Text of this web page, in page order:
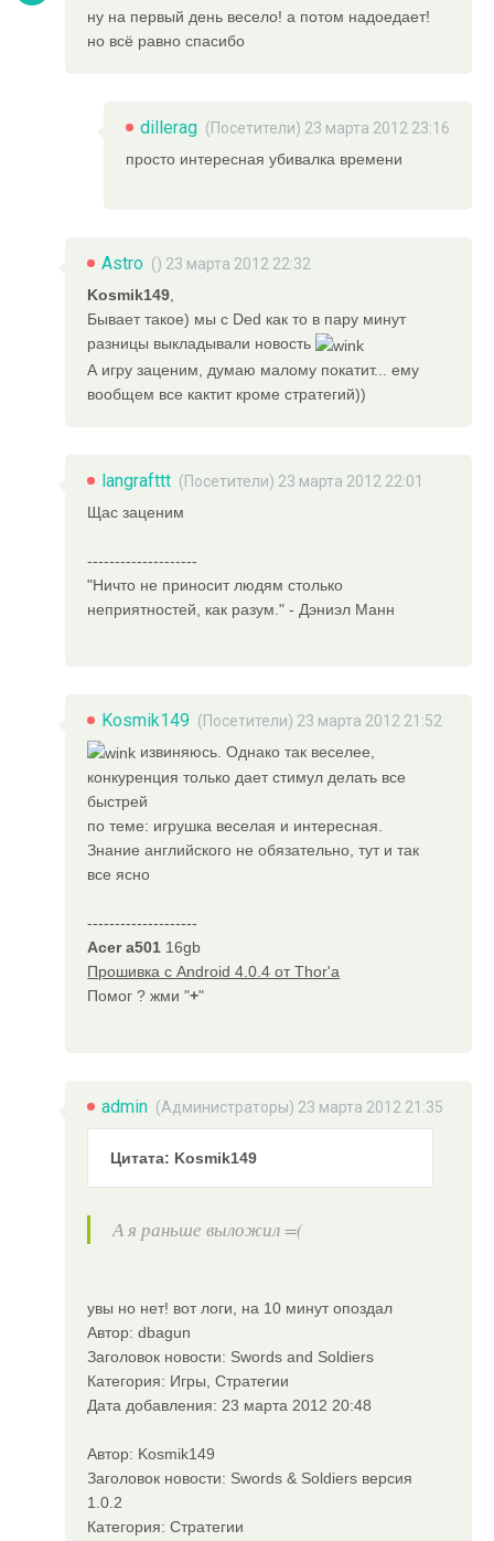
ну на первый день весело! а потом надоедает!
но всё равно спасибо
dillerag (Посетители) 23 марта 2012 23:16
просто интересная убивалка времени
Astro () 23 марта 2012 22:32
Kosmik149,
Бывает такое) мы с Ded как то в пару минут
разницы выкладывали новость
А игру заценим, думаю малому покатит... ему
вообщем все кактит кроме стратегий))
langrafttt (Посетители) 23 марта 2012 22:01
Щас заценим
--------------------
"Ничто не приносит людям столько
неприятностей, как разум." - Дэниэл Манн
Kosmik149 (Посетители) 23 марта 2012 21:52
извиняюсь. Однако так веселее,
конкуренция только дает стимул делать все
быстрей
по теме: игрушка веселая и интересная.
Знание английского не обязательно, тут и так
все ясно
--------------------
Acer a501 16gb
Прошивка с Android 4.0.4 от Thor'a
Помог ? жми "+"
admin (Администраторы) 23 марта 2012 21:35
Цитата: Kosmik149
А я раньше выложил =(
увы но нет! вот логи, на 10 минут опоздал
Автор: dbagun
Заголовок новости: Swords and Soldiers
Категория: Игры, Стратегии
Дата добавления: 23 марта 2012 20:48
Автор: Kosmik149
Заголовок новости: Swords & Soldiers версия
1.0.2
Категория: Стратегии